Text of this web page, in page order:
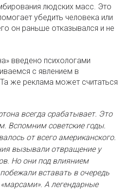
людских масс. Это
убедить человека или
он раньше отказывался и не
введено психологами
с явлением в
же реклама может считаться
всегда срабатывает. Это
Вспомним советские годы.
от всего американского.
вызывали отвращение у
Но они под влиянием
вставать в очередь
А легендарные